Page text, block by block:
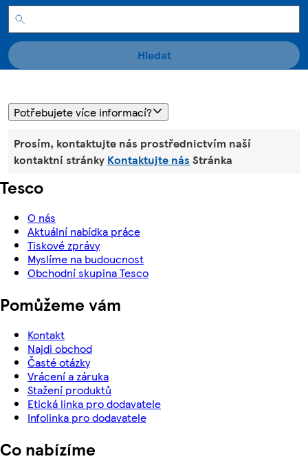
Hledat
Potřebujete více informací?
Prosím, kontaktujte nás prostřednictvím naší
kontaktní stránky Kontaktujte nás Stránka
Tesco
O nás
Aktuální nabídka práce
Tiskové zprávy
Myslíme na budoucnost
Obchodní skupina Tesco
Pomůžeme vám
Kontakt
Najdi obchod
Časté otázky
Vrácení a záruka
Stažení produktů
Etická linka pro dodavatele
Infolinka pro dodavatele
Co nabízíme